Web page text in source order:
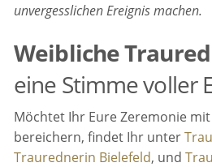
unvergesslichen Ereignis machen.
Weibliche
eine Stimme voller
Möchtet Ihr Eure Zeremonie
bereichern, findet Ihr unter
Traurednerin Bielefeld, und